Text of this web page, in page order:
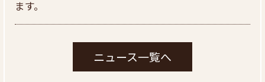
ます。
ニュース一覧へ